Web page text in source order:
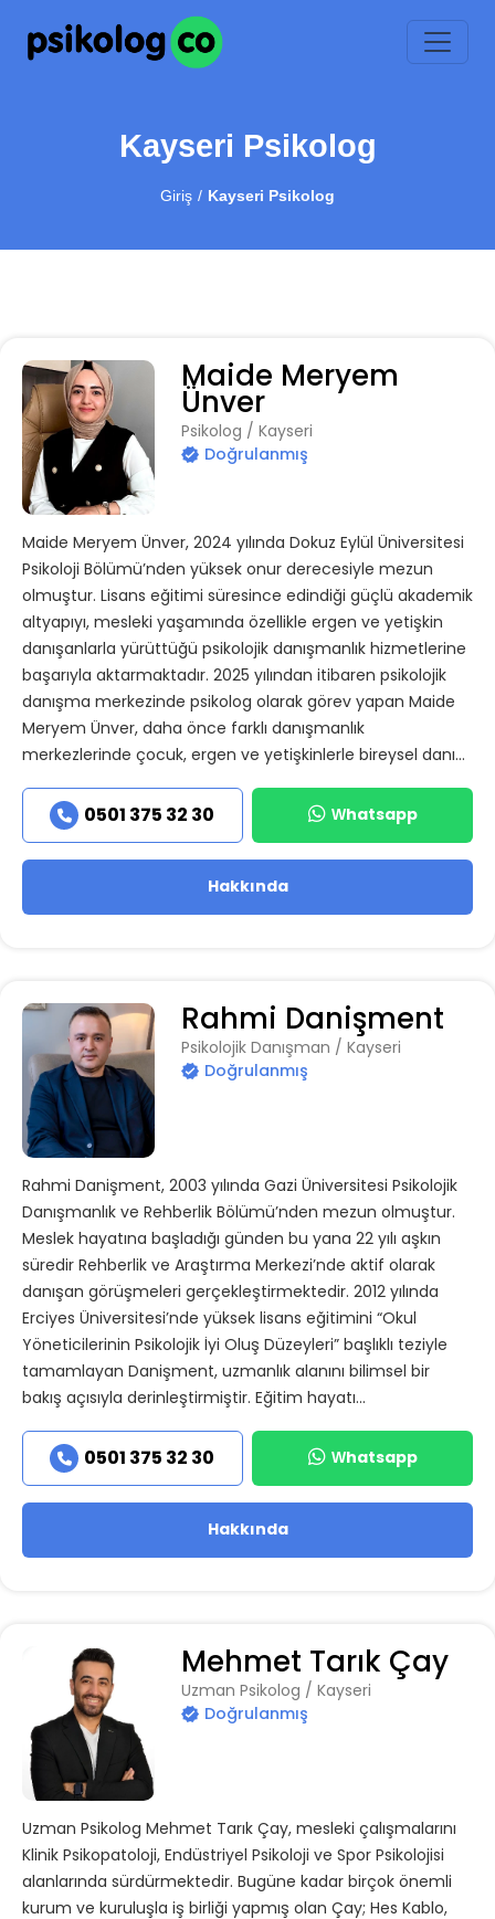
Kayseri Psikolog
Giriş Kayseri Psikolog
Maide Meryem
Ünver
Psikolog / Kayseri
Doğrulanmış
Maide Meryem Ünver, 2024 yılında Dokuz Eylül Üniversitesi
Psikoloji Bölümü’nden yüksek onur derecesiyle mezun
olmuştur. Lisans eğitimi süresince edindiği güçlü akademik
altyapıyı, mesleki yaşamında özellikle ergen ve yetişkin
danışanlarla yürüttüğü psikolojik danışmanlık hizmetlerine
başarıyla aktarmaktadır. 2025 yılından itibaren psikolojik
danışma merkezinde psikolog olarak görev yapan Maide
Meryem Ünver, daha önce farklı danışmanlık
merkezlerinde çocuk, ergen ve yetişkinlerle bireysel danı...
0501 375 32 30 Whatsapp
Hakkında
Rahmi Danişment
Psikolojik Danışman / Kayseri
Doğrulanmış
Rahmi Danişment, 2003 yılında Gazi Üniversitesi Psikolojik
Danışmanlık ve Rehberlik Bölümü’nden mezun olmuştur.
Meslek hayatına başladığı günden bu yana 22 yılı aşkın
süredir Rehberlik ve Araştırma Merkezi’nde aktif olarak
danışan görüşmeleri gerçekleştirmektedir. 2012 yılında
Erciyes Üniversitesi’nde yüksek lisans eğitimini “Okul
Yöneticilerinin Psikolojik İyi Oluş Düzeyleri” başlıklı teziyle
tamamlayan Danişment, uzmanlık alanını bilimsel bir
bakış açısıyla derinleştirmiştir. Eğitim hayatı...
0501 375 32 30 Whatsapp
Hakkında
Mehmet Tarık Çay
Uzman Psikolog / Kayseri
Doğrulanmış
Uzman Psikolog Mehmet Tarık Çay, mesleki çalışmalarını
Klinik Psikopatoloji, Endüstriyel Psikoloji ve Spor Psikolojisi
alanlarında sürdürmektedir. Bugüne kadar birçok önemli
kurum ve kuruluşla iş birliği yapmış olan Çay; Hes Kablo,